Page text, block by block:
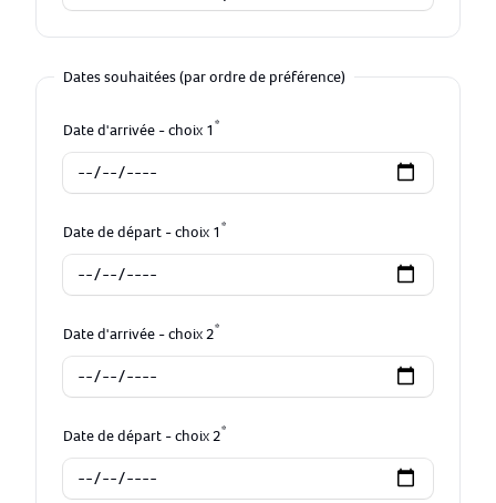
Dates souhaitées (par ordre de préférence)
Date d'arrivée - choix 1 *
Date de départ - choix 1 *
Date d'arrivée - choix 2*
Date de départ - choix 2*